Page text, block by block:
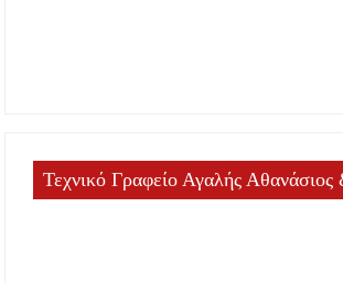
Τεχνικό Γραφείο Αγαλής Αθανάσιος